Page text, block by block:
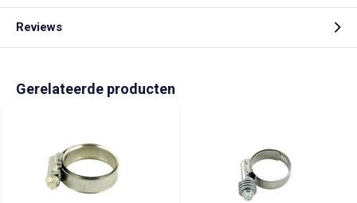
Reviews
Gerelateerde producten